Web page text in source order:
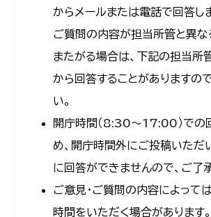
からメールまたは電話で回答し
ご質問の内容が担当所管と異な
またがる場合は、下記の担当所
から回答することがありますの
い。
開庁時間（8:30〜17:00）での
め、開庁時間外にご投稿いただ
に回答ができませんので、ご了
ご意見・ご質問の内容によって
時間をいただく場合があります。